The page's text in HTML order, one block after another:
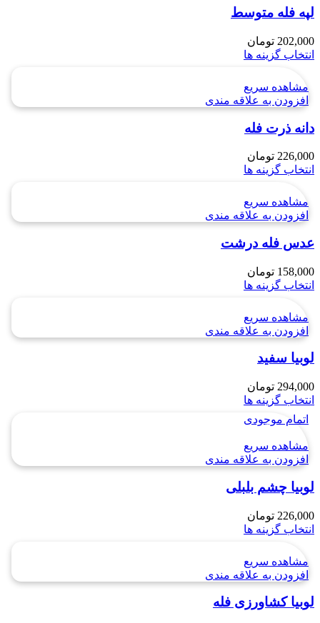
لپه فله متوسط
202,000 تومان
انتخاب گزینه ها
مشاهده سریع
افزودن به علاقه مندی
دانه ذرت فله
226,000 تومان
انتخاب گزینه ها
مشاهده سریع
افزودن به علاقه مندی
عدس فله درشت
158,000 تومان
انتخاب گزینه ها
مشاهده سریع
افزودن به علاقه مندی
لوبیا سفید
294,000 تومان
انتخاب گزینه ها
اتمام موجودی
مشاهده سریع
افزودن به علاقه مندی
لوبیا چشم بلبلی
226,000 تومان
انتخاب گزینه ها
مشاهده سریع
افزودن به علاقه مندی
لوبیا كشاورزی فله